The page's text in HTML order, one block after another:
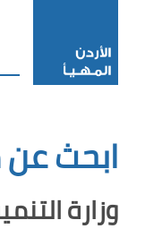
ابحث
وزارة